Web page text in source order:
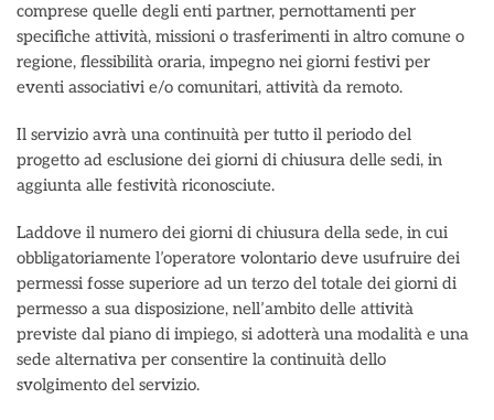
comprese quelle degli enti partner, pernottamenti per
specifiche attività, missioni o trasferimenti in altro comune o
regione, flessibilità oraria, impegno nei giorni festivi per
eventi associativi e/o comunitari, attività da remoto.
Il servizio avrà una continuità per tutto il periodo del
progetto ad esclusione dei giorni di chiusura delle sedi, in
aggiunta alle festività riconosciute.
Laddove il numero dei giorni di chiusura della sede, in cui
obbligatoriamente l’operatore volontario deve usufruire dei
permessi fosse superiore ad un terzo del totale dei giorni di
permesso a sua disposizione, nell’ambito delle attività
previste dal piano di impiego, si adotterà una modalità e una
sede alternativa per consentire la continuità dello
svolgimento del servizio.